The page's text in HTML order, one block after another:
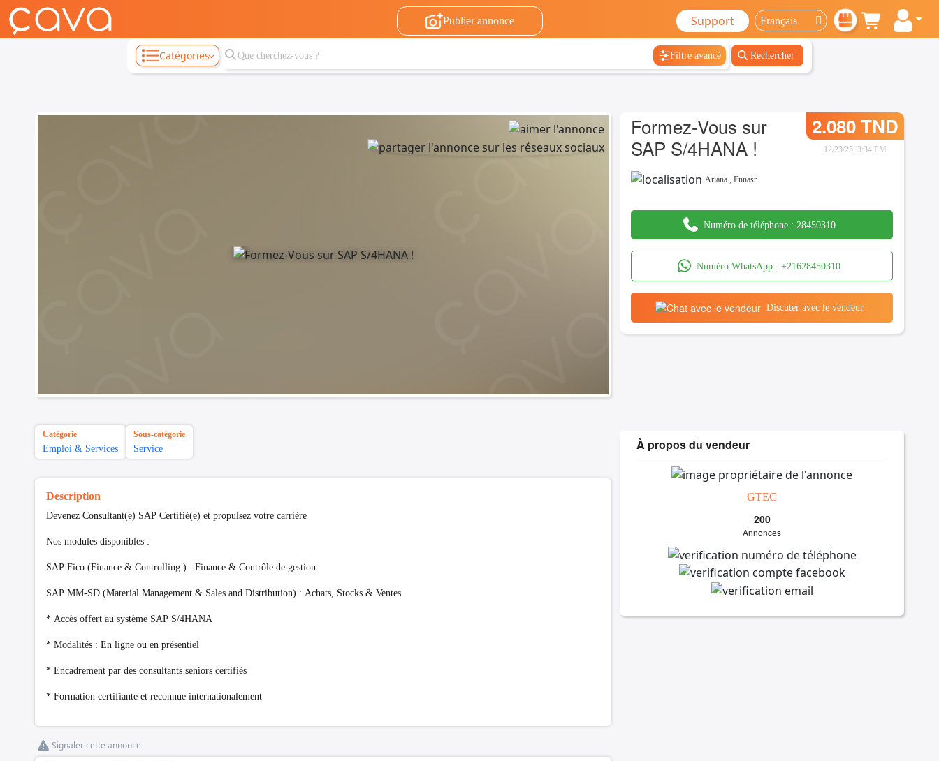
Publier annonce Support
Catégories Filtre avancé Rechercher
Formez-Vous sur
SAP S/4HANA !
2.080 TND
12/23/25, 3:34 PM
Ariana ,Ennasr
Numéro de téléphone : 28450310
Numéro WhatsApp : +21628450310
Discuter avec le vendeur
Catégorie
Emploi & Services
Sous-catégorie
Service
Description
Devenez Consultant(e) SAP Certifié(e) et propulsez votre carrière
Nos modules disponibles :
SAP Fico (Finance & Controlling ) : Finance & Contrôle de gestion
SAP MM-SD (Material Management & Sales and Distribution) : Achats, Stocks & Ventes
* Accès offert au système SAP S/4HANA
* Modalités : En ligne ou en présentiel
* Encadrement par des consultants seniors certifiés
* Formation certifiante et reconnue internationalement
Signaler cette annonce
À propos du vendeur
GTEC
200
Annonces